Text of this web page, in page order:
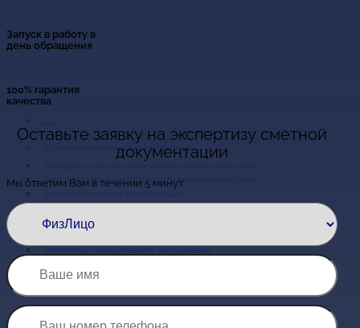
Экспертиза объёмов и стоимости строительных работ
Пожарно-техническая экспертиза
Экспертиза кровли
Запуск в работу в
день обращения
100% гарантия
качества
Оставьте заявку на экспертизу сметной
документации
Мы ответим Вам в течении 5 минут: